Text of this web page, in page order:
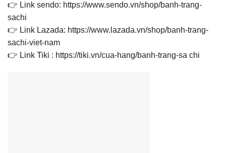
👉 Link sendo: https://www.sendo.vn/shop/banh-trang-
sachi
👉 Link Lazada: https://www.lazada.vn/shop/banh-trang-
sachi-viet-nam
👉 Link Tiki : https://tiki.vn/cua-hang/banh-trang-sa chi